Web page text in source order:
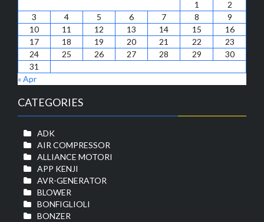
1
2
3
4 5 6 7 8
9
10
11 12 13 14 15
16
17
18 19 20 21 22
23
24
25 26 27 28 29
30
31
« Apr
CATEGORIES
ADK
AIR COMPRESSOR
ALLIANCE MOTORI
APP KENJI
AVR-GENERATOR
BLOWER
BONFIGLIOLI
BONZER